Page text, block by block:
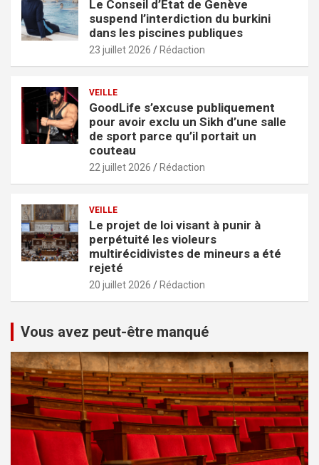
Le Conseil d’État de Genève
suspend l’interdiction du burkini
dans les piscines publiques
23 juillet 2026 Rédaction
VEILLE
GoodLife s’excuse publiquement
pour avoir exclu un Sikh d’une salle
de sport parce qu’il portait un
couteau
22 juillet 2026 Rédaction
VEILLE
Le projet de loi visant à punir à
perpétuité les violeurs
multirécidivistes de mineurs a été
rejeté
20 juillet 2026 Rédaction
Vous avez peut-être manqué